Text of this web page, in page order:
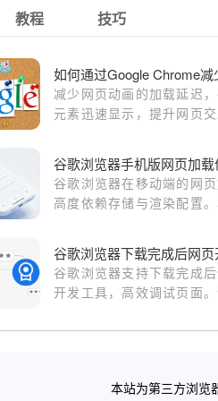
教程 技巧
减少网页动画的加载延迟
元素迅速显示，提升网页
谷歌浏览器在移动端的网
高度依赖存储与渲染配置
现网页内容的极速响应。
谷歌浏览器支持下载完成
开发工具，高效调试页面
工作效率。
本站为第三方浏览